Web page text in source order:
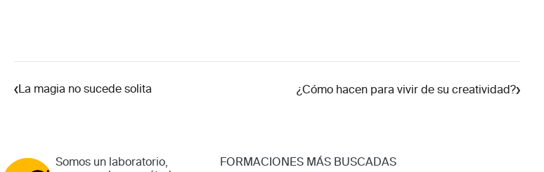
‹La magia no sucede solita ¿Cómo hacen para vivir de su creatividad?›
Somos un laboratorio,
FORMACIONES MÁS BUSCADAS